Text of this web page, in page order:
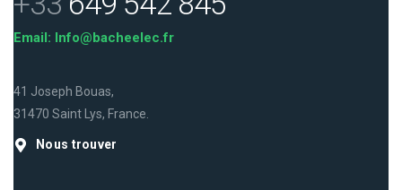
Email: Info@bacheelec.fr
41 Joseph Bouas,
31470 Saint Lys, France.
Nous trouver